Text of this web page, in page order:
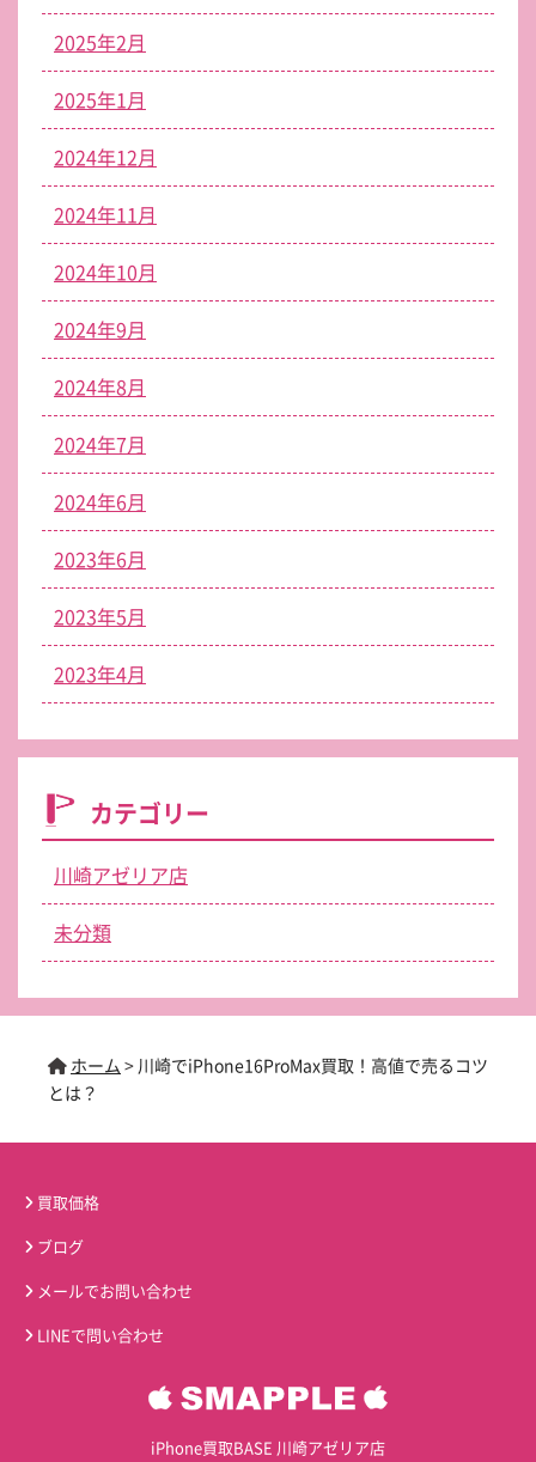
2025年2月
2025年1月
2024年12月
2024年11月
2024年10月
2024年9月
2024年8月
2024年7月
2024年6月
2023年6月
2023年5月
2023年4月
カテゴリー
川崎アゼリア店
未分類
ホーム > 川崎でiPhone16ProMax買取！高値で売るコツ
とは？
買取価格
ブログ
メールでお問い合わせ
LINEで問い合わせ
iPhone買取BASE 川崎アゼリア店